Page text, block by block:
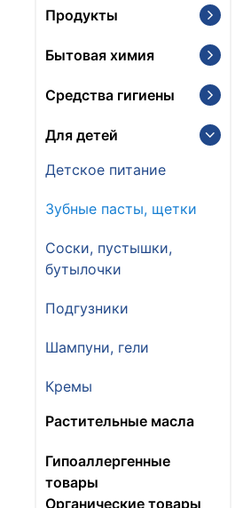
Продукты
Бытовая химия
Средства гигиены
Для детей
Детское питание
Зубные пасты, щетки
Соски, пустышки,
бутылочки
Подгузники
Шампуни, гели
Кремы
Растительные масла
Гипоаллергенные
товары
Органические товары